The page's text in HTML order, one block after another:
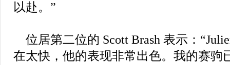
以赴。”
位居第二位的 Scott Brash 表示：
在太快，他的表现非常出色。我的赛驹